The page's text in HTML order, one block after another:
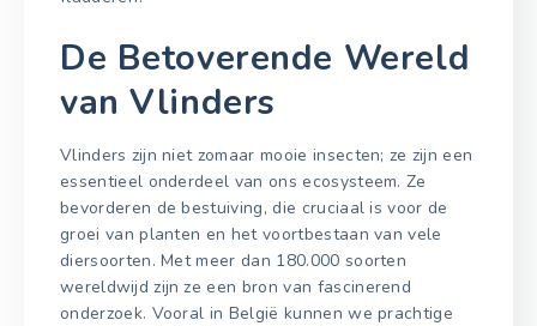
De Betoverende Wereld
van Vlinders
Vlinders zijn niet zomaar mooie insecten; ze zijn een
essentieel onderdeel van ons ecosysteem. Ze
bevorderen de bestuiving, die cruciaal is voor de
groei van planten en het voortbestaan van vele
diersoorten. Met meer dan 180.000 soorten
wereldwijd zijn ze een bron van fascinerend
onderzoek. Vooral in België kunnen we prachtige